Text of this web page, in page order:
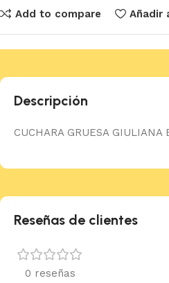
Add to compare Añadir
Descripción
CUCHARA GRUESA GIULIANA
Reseñas de clientes
0 reseñas